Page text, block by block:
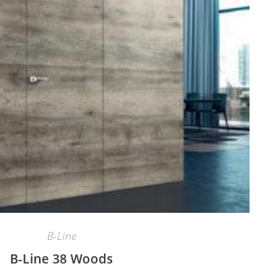
B-Line
B-Line 38 Woods